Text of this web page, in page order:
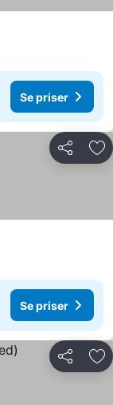
Se priser
Dela
Se priser
Dela